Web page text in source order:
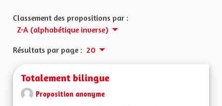
Classement des propositions par :
Z-A (alphabétique inverse)
Résultats par page : 20
Totalement bilingue
Proposition anonyme